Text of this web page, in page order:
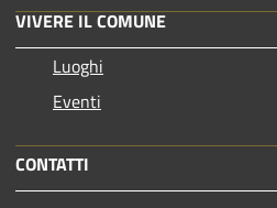
VIVERE IL COMUNE
Luoghi
Eventi
CONTATTI